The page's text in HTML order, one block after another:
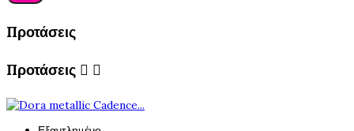
Προτάσεις
Προτάσεις  